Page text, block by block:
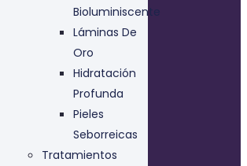
Bioluminiscente
Láminas De
Oro
Hidratación
Profunda
Pieles
Seborreicas
Tratamientos